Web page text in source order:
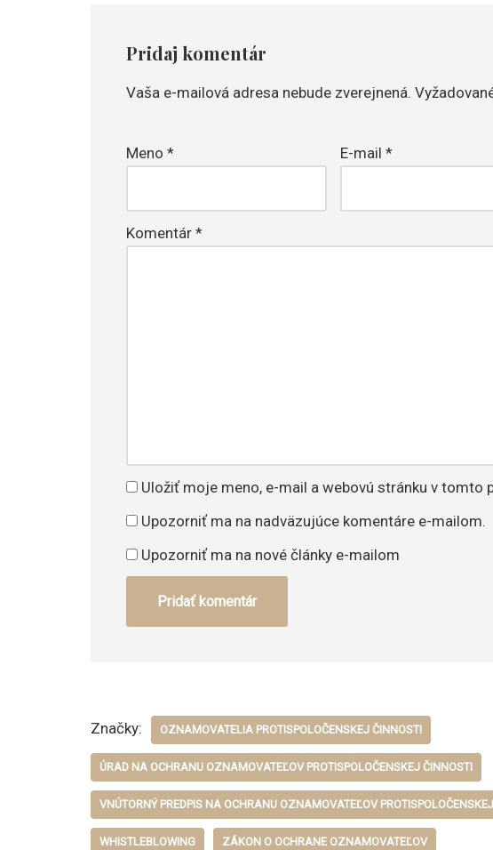
Pridaj komentár
Vaša e-mailová adresa nebude zverejnená.
Meno * E-mail*
Komentár *
Uložiť moje meno, e-mail a webovú stránku v tomto
Upozorniť ma na nadväzujúce komentáre e-mailom.
Upozorniť ma na nové články e-mailom
Značky: OZNAMOVATELIA PROTISPOLOČENSKEJ ČINNOSTI
ÚRAD NA OCHRANU OZNAMOVATEĽOV PROTISPOLOČENSKEJ ČINNOSTI
VNÚTORNÝ PREDPIS NA OCHRANU OZNAMOVATEĽOV
WHISTLEBLOWING ZÁKON O OCHRANE OZNAMOVATEĽOV